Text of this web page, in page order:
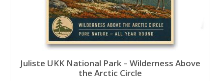
Juliste UKK National Park – Wilderness Above
the Arctic Circle